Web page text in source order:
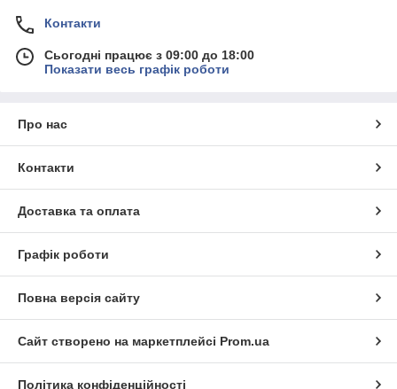
Контакти
Сьогодні працює з 09:00 до 18:00
Показати весь графік роботи
Про нас
Контакти
Доставка та оплата
Графік роботи
Повна версія сайту
Сайт створено на маркетплейсі Prom.ua
Політика конфіденційності